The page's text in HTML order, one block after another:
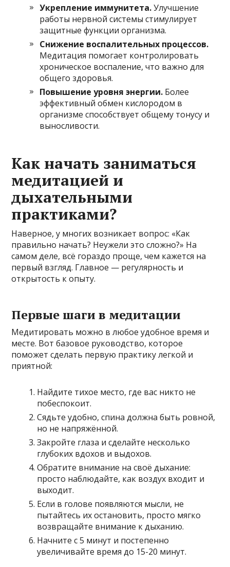
Укрепление иммунитета.Улучшение
работы нервной системы стимулирует
защитные функции организма.
Снижение воспалительных процессов.
Медитация помогает контролировать
хроническое воспаление, что важно для
общего здоровья.
Повышение уровня энергии. Более
эффективный обмен кислородом в
организме способствует общему тонусу и
выносливости.
Как начать заниматься
медитацией и
дыхательными
практиками?
Наверное, у многих возникает вопрос: «Как
правильно начать? Неужели это сложно?» На
самом деле, всё гораздо проще, чем кажется на
первый взгляд. Главное — регулярность и
открытость к опыту.
Первые шаги в медитации
Медитировать можно в любое удобное время и
месте. Вот базовое руководство, которое
поможет сделать первую практику легкой и
приятной:
Найдите тихое место, где вас никто не
побеспокоит.
Сядьте удобно, спина должна быть ровной,
но не напряжённой.
Закройте глаза и сделайте несколько
глубоких вдохов и выдохов.
Обратите внимание на своё дыхание:
просто наблюдайте, как воздух входит и
выходит.
Если в голове появляются мысли, не
пытайтесь их остановить, просто мягко
возвращайте внимание к дыханию.
Начните с 5 минут и постепенно
увеличивайте время до 15-20 минут.